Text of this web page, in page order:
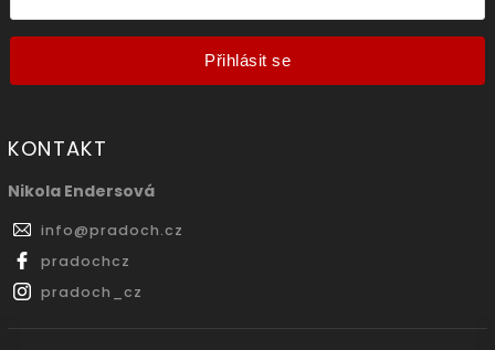
Přihlásit se
KONTAKT
Nikola Endersová
info@pradoch.cz
pradochcz
pradoch_cz